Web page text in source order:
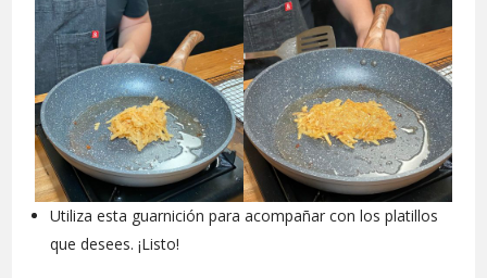
Utiliza esta guarnición para acompañar con los platillos
que desees. ¡Listo!